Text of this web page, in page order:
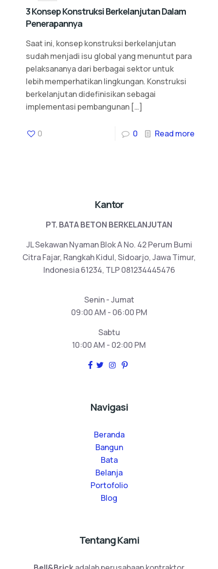
3 Konsep Konstruksi Berkelanjutan Dalam
Penerapannya
Saat ini, konsep konstruksi berkelanjutan
sudah menjadi isu global yang menuntut para
pelaksananya dari berbagai sektor untuk
lebih memperhatikan lingkungan. Konstruksi
berkelanjutan didefinisikan sebagai
implementasi pembangunan […]
0 0 Read more
Kantor
PT. BATA BETON BERKELANJUTAN
JL Sekawan Nyaman Blok A No. 42 Perum Bumi
Citra Fajar, Rangkah Kidul, Sidoarjo, Jawa Timur,
Indonesia 61234, TLP 081234445476
Senin - Jumat
09:00 AM - 06:00 PM
Sabtu
10:00 AM - 02:00 PM
Navigasi
Beranda
Bangun
Bata
Belanja
Portofolio
Blog
Tentang Kami